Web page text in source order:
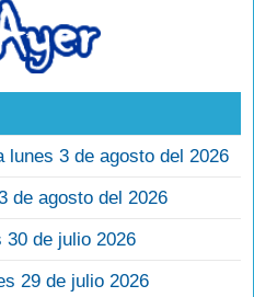
lunes 3 de agosto del 2026
de agosto del 2026
30 de julio 2026
29 de julio 2026